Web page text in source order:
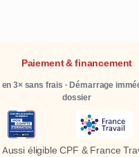
Paiement & financement
3× sans frais · Démarrage
dossier
Aussi éligible CPF & France